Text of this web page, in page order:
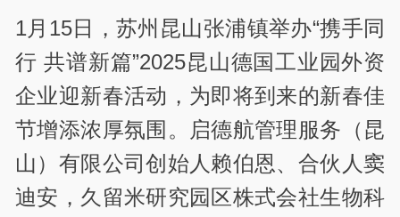
1月15日，苏州昆山张浦镇举办“携手同
行 共谱新篇”2025昆山德国工业园外资
企业迎新春活动，为即将到来的新春佳
节增添浓厚氛围。启德航管理服务（昆
山）有限公司创始人赖伯恩、合伙人窦
迪安，久留米研究园区株式会社生物科